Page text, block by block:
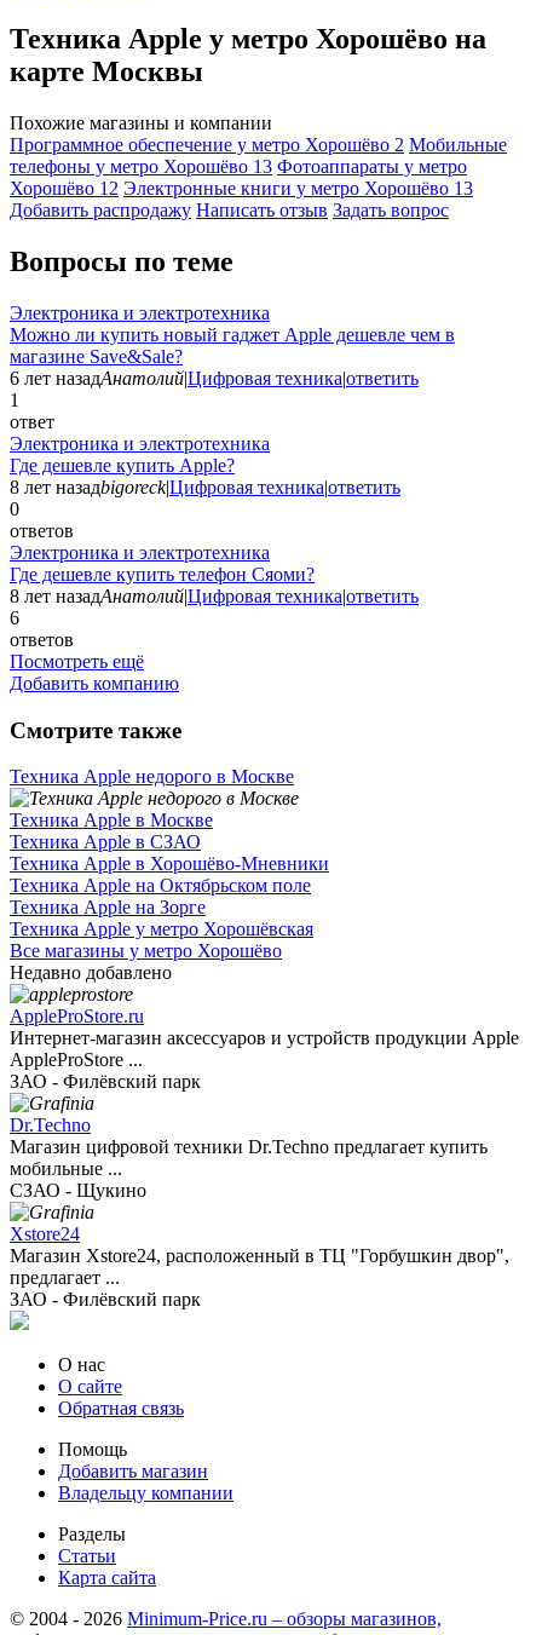
Техника Apple у метро Хорошёво на
карте Москвы
Похожие магазины и компании
Программное обеспечение у метро Хорошёво 2 Мобильные
телефоны у метро Хорошёво 13 Фотоаппараты у метро
Хорошёво 12 Электронные книги у метро Хорошёво 13
Добавить раcпродажу Написать отзыв Задать вопрос
Вопросы по теме
Электроника и электротехника
Можно ли купить новый гаджет Apple дешевле чем в
магазине Save&Sale?
6 лет назадАнатолий|Цифровая техника|ответить
1
ответ
Электроника и электротехника
Где дешевле купить Apple?
8 лет назадbigoreck|Цифровая техника|ответить
0
ответов
Электроника и электротехника
Где дешевле купить телефон Сяоми?
8 лет назадАнатолий|Цифровая техника|ответить
6
ответов
Посмотреть ещё
Добавить компанию
Смотрите также
Техника Apple недорого в Москве
Техника Apple в Москве
Техника Apple в СЗАО
Техника Apple в Хорошёво-Мневники
Техника Apple на Октябрьском поле
Техника Apple на Зорге
Техника Apple у метро Хорошёвская
Все магазины у метро Хорошёво
Недавно добавлено
AppleProStore.ru
Интернет-магазин аксессуаров и устройств продукции Apple
AppleProStore ...
ЗАО - Филёвский парк
Dr.Techno
Магазин цифровой техники Dr.Techno предлагает купить
мобильные ...
СЗАО - Щукино
Xstore24
Магазин Xstore24, расположенный в ТЦ "Горбушкин двор",
предлагает ...
ЗАО - Филёвский парк
О нас
О сайте
Обратная связь
Помощь
Добавить магазин
Владельцу компании
Разделы
Статьи
Карта сайта
© 2004 - 2026 Minimum-Price.ru – обзоры магазинов,